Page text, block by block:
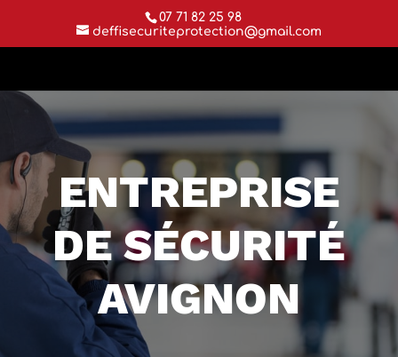
07 71 82 25 98
deffisecuriteprotection@gmail.com
ENTREPRISE
DE SÉCURITÉ
AVIGNON